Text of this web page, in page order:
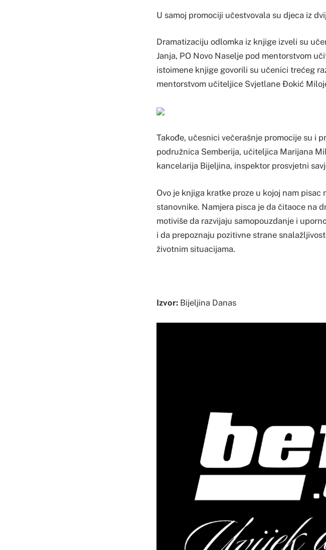
U samoj promociji učestvovala su djeca iz
Dramatizaciju odlomka iz knjige izveli su
Janja, PO Novo Naselje pod mentorstvom
istoimene knjige govorili su učenici trećeg
mentorstvom učiteljice Svjetlane Đokić
Takođe, učesnici večerašnje promocije su i
podružnica Semberija, učiteljica Marijana
kancelarija Bijeljina, inspektor prosvjetni
Ovo je knjiga kratke proze u kojoj nam
stanovnike. Namjera pisca je da čitaoce na
motiviše da razvijaju samopouzdanje i
i da prepoznaju pozitivne strane
životnim situacijama.
Izvor: Bijeljina Danas